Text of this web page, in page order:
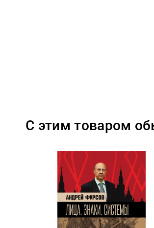
С этим товаром